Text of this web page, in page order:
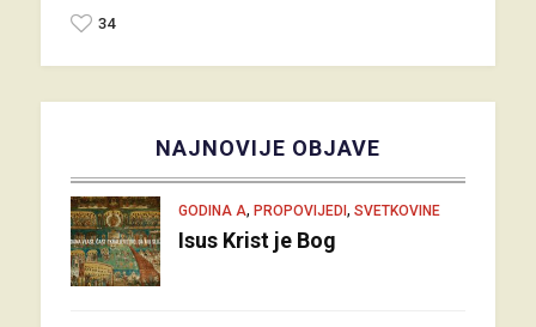
34
NAJNOVIJE OBJAVE
GODINA A, PROPOVIJEDI, SVETKOVINE
Isus Krist je Bog